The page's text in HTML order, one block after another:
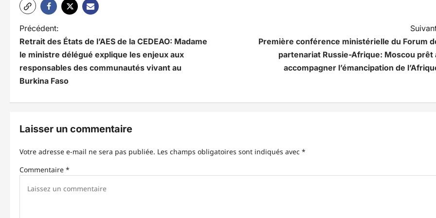
N
a
v
i
g
t
i
o
Précédent:
Retrait des États de l’AES de la CEDEAO: Madame
le ministre délégué explique les enjeux aux
responsables des communautés vivant au
Burkina Faso
Première conférence ministérielle du Forum
partenariat Russie-Afrique: Moscou prêt
accompagner l’émancipation de
Laisser un commentaire
Votre adresse e-mail ne sera pas publiée. Les champs obligatoires sont indiqués avec *
Commentaire *